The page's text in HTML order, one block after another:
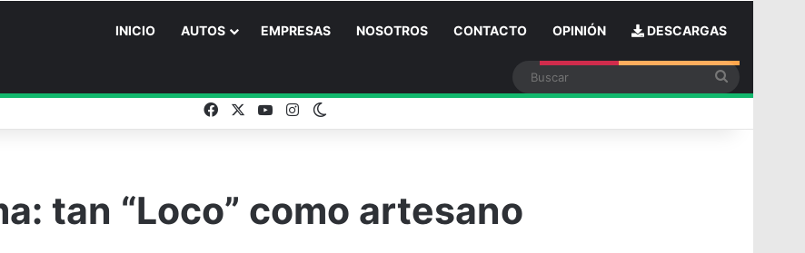
INICIO AUTOS EMPRESAS NOSOTROS CONTACTO OPINIÓN DESCARGAS
FacebookYouTubeInstagramSwitch skin
tan “Loco” como artesano